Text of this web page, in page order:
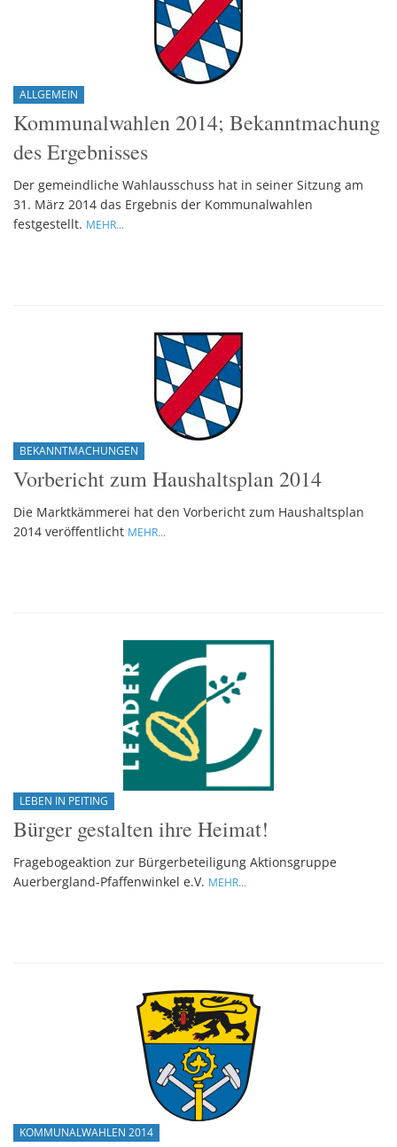
ALLGEMEIN
Kommunalwahlen 2014; Bekanntmachung
des Ergebnisses
Der gemeindliche Wahlausschuss hat in seiner Sitzung am
31. März 2014 das Ergebnis der Kommunalwahlen
festgestellt. MEHR...
BEKANNTMACHUNGEN
Vorbericht zum Haushaltsplan 2014
Die Marktkämmerei hat den Vorbericht zum Haushaltsplan
2014 veröffentlicht MEHR...
LEBEN IN PEITING
Bürger gestalten ihre Heimat!
Fragebogeaktion zur Bürgerbeteiligung Aktionsgruppe
Auerbergland-Pfaffenwinkel e.V. MEHR...
KOMMUNALWAHLEN 2014